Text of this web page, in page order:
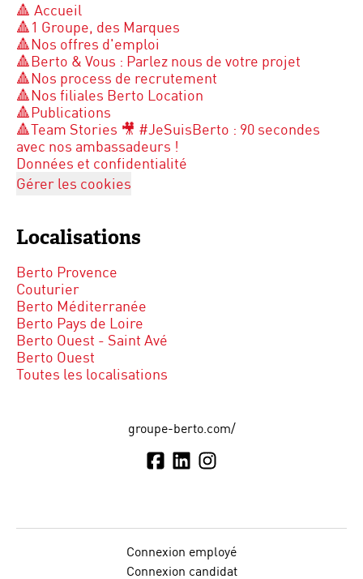
🔺 Accueil
🔺1 Groupe, des Marques
🔺Nos offres d'emploi
🔺Berto & Vous : Parlez nous de votre projet
🔺Nos process de recrutement
🔺Nos filiales Berto Location
🔺Publications
🔺Team Stories 🎥 #JeSuisBerto : 90 secondes
avec nos ambassadeurs !
Données et confidentialité
Gérer les cookies
Localisations
Berto Provence
Couturier
Berto Méditerranée
Berto Pays de Loire
Berto Ouest - Saint Avé
Berto Ouest
Toutes les localisations
groupe-berto.com/
Connexion employé
Connexion candidat